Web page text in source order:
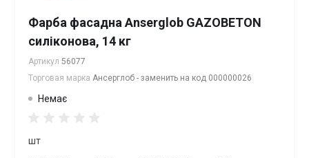
Фарба фасадна Anserglob GAZOBETON
силіконова, 14 кг
Артикул 56077
Торговая марка Ансерглоб - заменить на код 000000026
Немає
шт